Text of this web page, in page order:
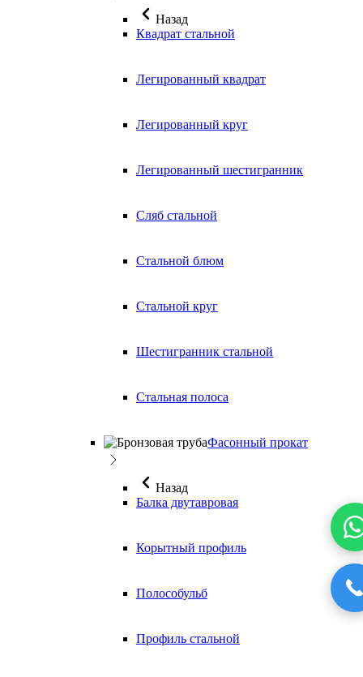
Назад
Квадрат стальной
Легированный квадрат
Легированный круг
Легированный шестигранник
Сляб стальной
Стальной блюм
Стальной круг
Шестигранник стальной
Стальная полоса
Фасонный прокат
Назад
Балка двутавровая
Корытный профиль
Полособульб
Профиль стальной